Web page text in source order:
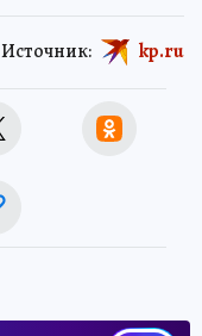
Источник: kp.ru